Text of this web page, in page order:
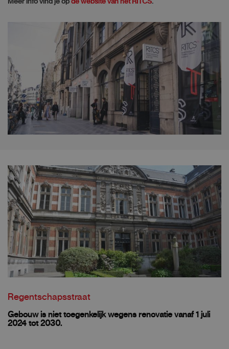
Meer info vind je op de website van het RITCS.
Regentschapsstraat
Gebouw is niet toegenkelijk wegens renovatie vanaf 1 juli
2024 tot 2030.